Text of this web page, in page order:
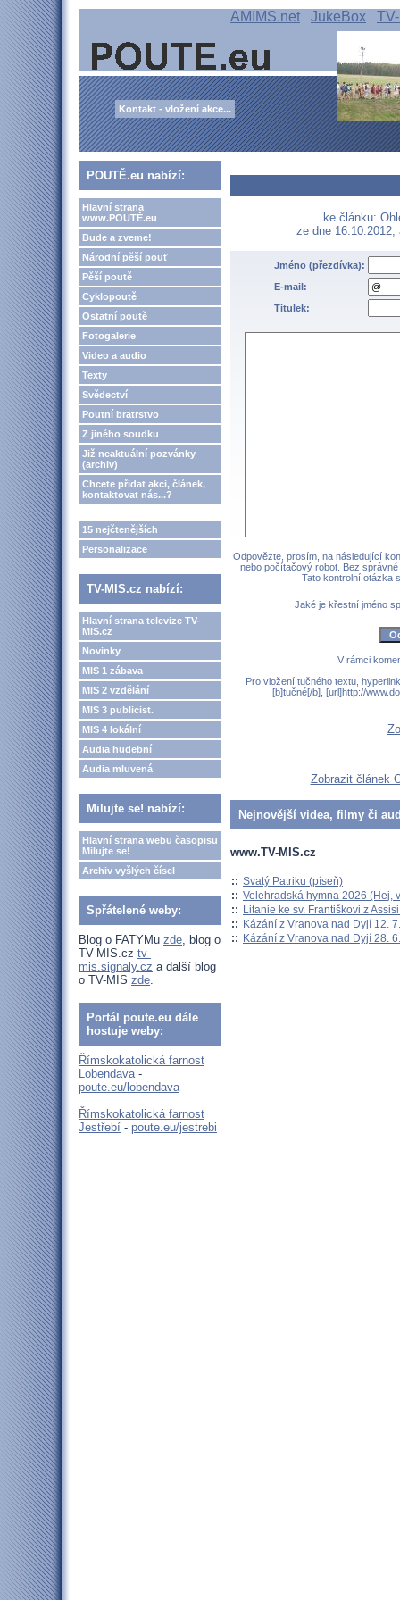
AMIMS.net JukeBox
Kontakt - vložení akce...
POUTĚ.eu nabízí:
Hlavní strana
www.POUTĚ.eu
Bude a zveme!
Národní pěší pouť
Pěší poutě
Cyklopoutě
Ostatní poutě
Fotogalerie
Video a audio
Texty
Svědectví
Poutní bratrstvo
Z jiného soudku
Již neaktuální pozvánky
(archiv)
Chcete přidat akci, článek,
kontaktovat nás...?
15 nejčtenějších
Personalizace
TV-MIS.cz nabízí:
Hlavní strana televize TV-
MIS.cz
Novinky
MIS 1 zábava
MIS 2 vzdělání
MIS 3 publicist.
MIS 4 lokální
Audia hudební
Audia mluvená
Milujte se! nabízí:
Hlavní strana webu časopisu
Milujte se!
Archiv vyšlých čísel
Spřátelené weby:
Blog o FATYMu zde, blog o
TV-MIS.cz tv-
mis.signaly.cz a další blog
o TV-MIS zde.
Portál poute.eu dále
hostuje weby:
Římskokatolická farnost
Lobendava-
poute.eu/lobendava
Římskokatolická farnost
Jestřebí - poute.eu/jestrebi
ke článku:
ze dne
Jméno (přezdívka):
E-mail:
Titulek:
Odpovězte, prosím, na následující
nebo počítačový robot. Bez
Tato kontrolní otázka
Jaké je křestní jméno
V rámci
Pro vložení tučného textu,
[b]tučné[/b], [url]http://
Zobrazit článek
Nejnovější videa, filmy či
www.TV-MIS.cz
:: Svatý Patriku (píseň)
:: Velehradská hymna 2026 (Hej,
:: Litanie ke sv. Františkovi z
:: Kázání z Vranova nad Dyjí 12.
:: Kázání z Vranova nad Dyjí 28.